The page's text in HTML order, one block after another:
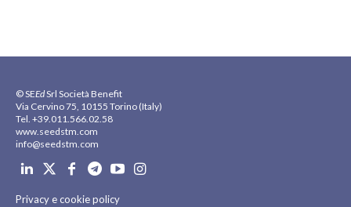
© SEEdSrl Società Benefit
Via Cervino 75, 10155 Torino (Italy)
Tel. +39.011.566.02.58
www.seedstm.com
info@seedstm.com
Privacy e cookie policy